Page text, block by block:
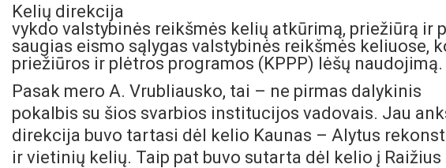
Kelių direkcija
vykdo valstybinės reikšmės kelių atkūrimą, priežiūrą ir
saugias eismo sąlygas valstybinės reikšmės keliuose,
priežiūros ir plėtros programos (KPPP) lėšų naudojimą.
Pasak mero A. Vrubliausko, tai – ne pirmas dalykinis
pokalbis su šios svarbios institucijos vadovais. Jau
direkcija buvo tartasi dėl kelio Kaunas – Alytus
ir vietinių kelių. Taip pat buvo sutarta dėl kelio į